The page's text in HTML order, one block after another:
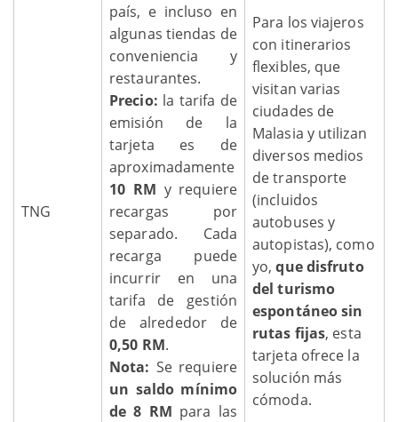
TNG
país, e incluso en
algunas tiendas de
conveniencia y
restaurantes.
Precio: la tarifa de
emisión de la
tarjeta es de
aproximadamente
10 RM y requiere
recargas por
separado. Cada
recarga puede
incurrir en una
tarifa de gestión
de alrededor de
0,50 RM.
Nota: Se requiere
un saldo mínimo
de 8 RM para las
Para los viajeros
con itinerarios
flexibles, que
visitan varias
ciudades de
Malasia y utilizan
diversos medios
de transporte
(incluidos
autobuses y
autopistas), como
yo,que disfruto
del turismo
espontáneo sin
rutas fijas, esta
tarjeta ofrece la
solución más
cómoda.